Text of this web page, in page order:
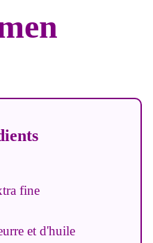
fine
et d'huile